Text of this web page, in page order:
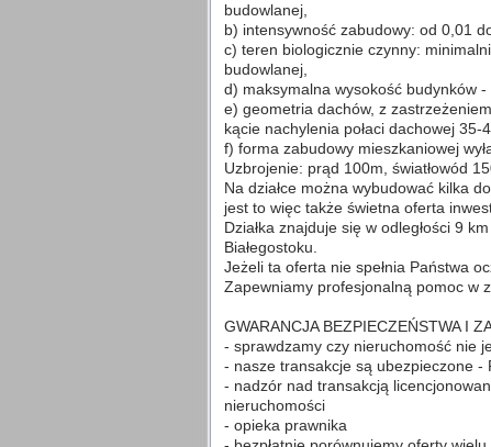
budowlanej,
b) intensywność zabudowy: od 0,01
c) teren biologicznie czynny:
budowlanej,
d) maksymalna wysokość budynków -
e) geometria dachów, z
kącie nachylenia połaci dachowej 35-
f) forma zabudowy mieszkaniowej
Uzbrojenie: prąd 100m, światłowód
Na działce można wybudować kilka
jest to więc także świetna oferta
Działka znajduje się w odległości 9
Białegostoku.
Jeżeli ta oferta nie spełnia Państwa
Zapewniamy profesjonalną pomoc w
GWARANCJA BEZPIECZEŃSTWA I
- sprawdzamy czy nieruchomość nie
- nasze transakcje są ubezpieczone -
- nadzór nad transakcją
nieruchomości
- opieka prawnika